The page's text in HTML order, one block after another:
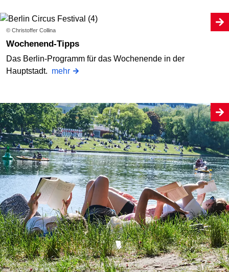
© Christoffer Collina
Wochenend-Tipps
Das Berlin-Programm für das Wochenende in der
Hauptstadt. mehr